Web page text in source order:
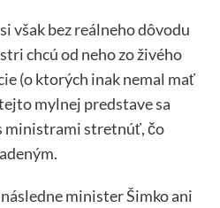
však bez reálneho dôvodu
chcú od neho zo živého
(o ktorých inak nemal mať
mylnej predstave sa
ministrami stretnúť, čo
minister Šimko ani